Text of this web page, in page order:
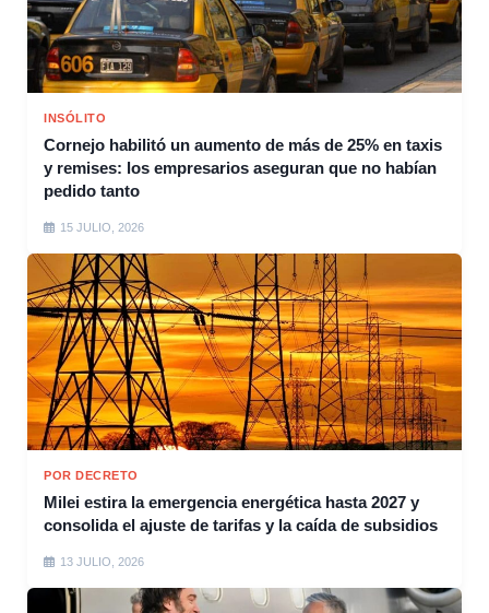
INSÓLITO
Cornejo habilitó un aumento de más de 25% en taxis
y remises: los empresarios aseguran que no habían
pedido tanto
15 JULIO, 2026
POR DECRETO
Milei estira la emergencia energética hasta 2027 y
consolida el ajuste de tarifas y la caída de subsidios
13 JULIO, 2026